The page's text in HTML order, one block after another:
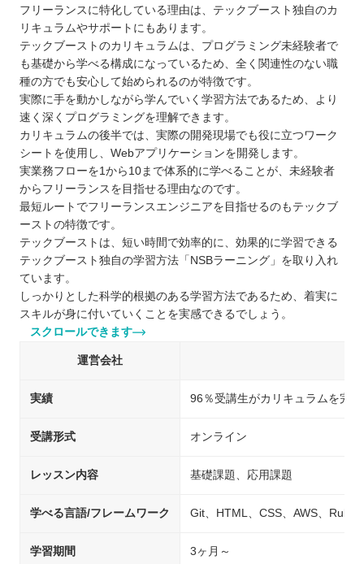
フリーランスに特化している理由は、テックブースト独自のカ
リキュラムやサポートにもあります。
テックブーストのカリキュラムは、プログラミング未経験者で
も基礎から学べる構成になっているため、全く関連性のない職
種の方でも安心して始められるのが特徴です。
実際に手を動かしながら学んでいく学習方法であるため、より
速く深くプログラミングを理解できます。
カリキュラムの後半では、実際の開発現場でも役に立つワーク
シートを使用し、Webアプリケーションを開発します。
実業務フローを1から10まで体系的に学べることが、未経験者
からフリーランスを目指せる理由なのです。
最短ルートでフリーランスエンジニアを目指せるのもテックブ
ーストの特徴です。
テックブーストは、短い時間で効率的に、効果的に学習できる
テックブースト独自の学習方法「NSBラーニング」を取り入れ
ています。
しっかりとした科学的根拠のある学習方法であるため、着実に
スキルが身に付いていくことを実感できるでしょう。
スクロールできます
運営会社
実績 96％受講生がカリキュラムを完遂
受講形式 オンライン
レッスン内容 基礎課題、応用課題
学べる言語/フレームワーク Git、HTML、CSS、AWS、Ruby
学習期間 3ヶ月～